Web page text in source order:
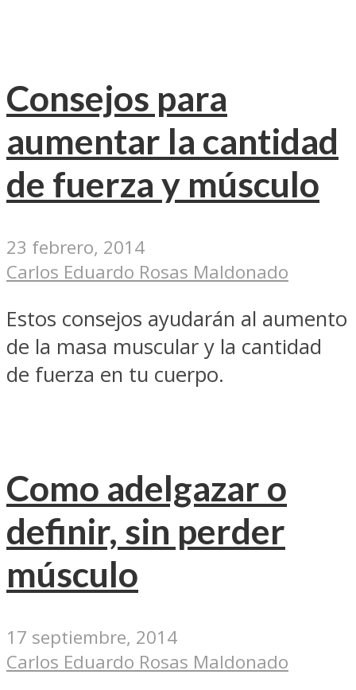
Consejos para
aumentar la cantidad
de fuerza y músculo
23 febrero, 2014
Carlos Eduardo Rosas Maldonado
Estos consejos ayudarán al aumento
de la masa muscular y la cantidad
de fuerza en tu cuerpo.
Como adelgazar o
definir, sin perder
músculo
17 septiembre, 2014
Carlos Eduardo Rosas Maldonado